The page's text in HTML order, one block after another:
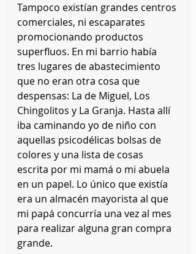
Tampoco existían grandes centros
comerciales, ni escaparates
promocionando productos
superfluos. En mi barrio había
tres lugares de abastecimiento
que no eran otra cosa que
despensas: La de Miguel, Los
Chingolitos y La Granja. Hasta allí
iba caminando yo de niño con
aquellas psicodélicas bolsas de
colores y una lista de cosas
escrita por mi mamá o mi abuela
en un papel. Lo único que existía
era un almacén mayorista al que
mi papá concurría una vez al mes
para realizar alguna gran compra
grande.